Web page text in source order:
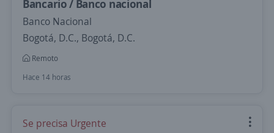
Bancario / Banco nacional
Banco Nacional
Bogotá, D.C., Bogotá, D.C.
Remoto
Hace 14 horas
Se precisa Urgente